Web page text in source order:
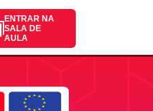
ENTRAR NA
SALA DE
AULA